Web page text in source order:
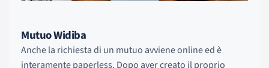
Mutuo Widiba
Anche la richiesta di un mutuo avviene online ed è
interamente paperless. Dopo aver creato il proprio